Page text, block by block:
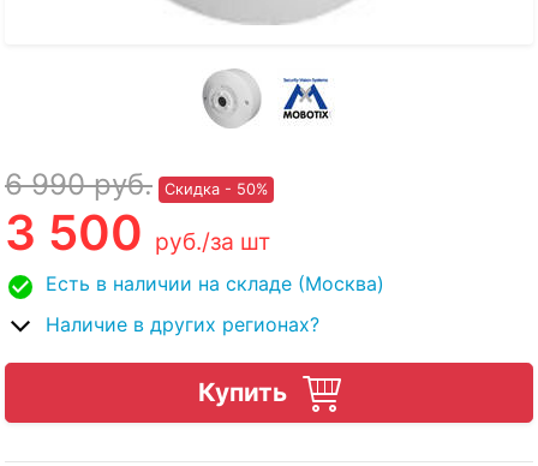
6 990руб. Скидка - 50%
3 500 руб./за шт
Есть в наличии на складе (Москва)
Наличие в других регионах?
Купить